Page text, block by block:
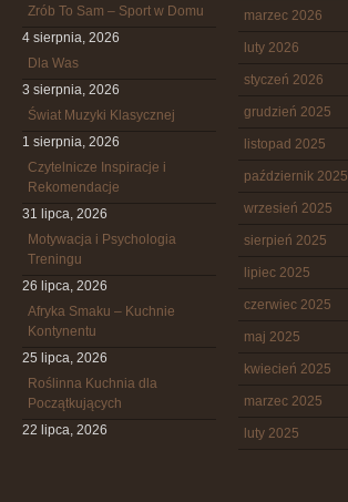
Zrób To Sam – Sport w Domu
4 sierpnia, 2026
Dla Was
3 sierpnia, 2026
Świat Muzyki Klasycznej
1 sierpnia, 2026
Czytelnicze Inspiracje i
Rekomendacje
31 lipca, 2026
Motywacja i Psychologia
Treningu
26 lipca, 2026
Afryka Smaku – Kuchnie
Kontynentu
25 lipca, 2026
Roślinna Kuchnia dla
Początkujących
22 lipca, 2026
marzec 2026
luty 2026
styczeń 2026
grudzień 2025
listopad 2025
październik 2025
wrzesień 2025
sierpień 2025
lipiec 2025
czerwiec 2025
maj 2025
kwiecień 2025
marzec 2025
luty 2025